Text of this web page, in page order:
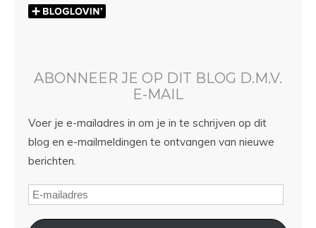
ABONNEER JE OP DIT BLOG D.M.V.
E-MAIL
Voer je e-mailadres in om je in te schrijven op dit
blog en e-mailmeldingen te ontvangen van nieuwe
berichten.